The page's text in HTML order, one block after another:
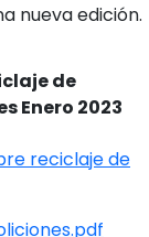
nueva edición.
de
Enero 2023
reciclaje de